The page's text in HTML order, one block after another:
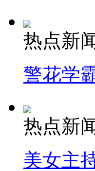
热点新
警花学
热点新
美女主